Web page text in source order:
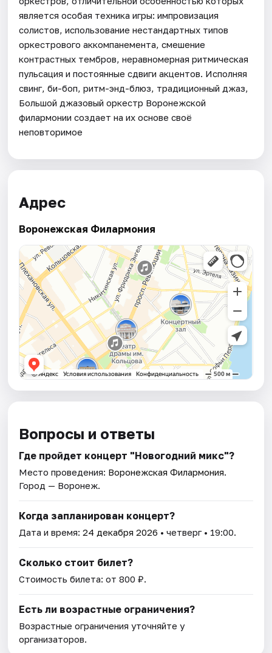
является особая техника игры: импровизация
солистов, использование нестандартных типов
оркестрового аккомпанемента, смешение
контрастных тембров, неравномерная ритмическая
пульсация и постоянные сдвиги акцентов. Исполняя
свинг, би-боп, ритм-энд-блюз, традиционный джаз,
Большой джазовый оркестр Воронежской
филармонии создает на их основе своё
неповторимое
Адрес
Воронежская Филармония
Вопросы и ответы
Где пройдет концерт "Новогодний микс"?
Место проведения: Воронежская Филармония.
Город — Воронеж.
Когда запланирован концерт?
Дата и время:24 декабря 2026 • четверг • 19:00.
Сколько стоит билет?
Стоимость билета: от 800 ₽.
Есть ли возрастные ограничения?
Возрастные ограничения уточняйте у
организаторов.